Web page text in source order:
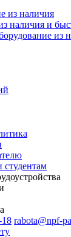
наличия и
18 rabota@npf-